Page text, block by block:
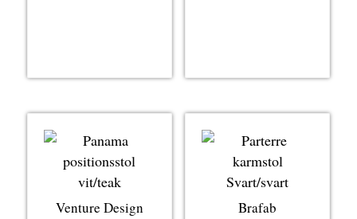
Venture Design Brafab